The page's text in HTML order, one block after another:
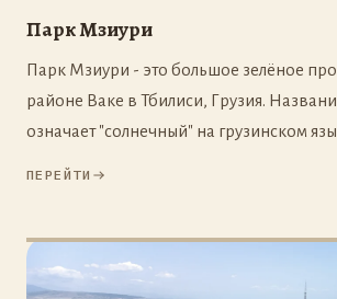
Парк Мзиури
Парк Мзиури - это большое зелёное
районе Ваке в Тбилиси, Грузия.
означает "солнечный" на грузинском
ПЕРЕЙТИ